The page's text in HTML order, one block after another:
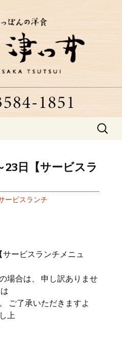
洋食店「津つ
らせ
検
23日【サービスラ
ービスランチ
サービスランチメニュ
場合は、 申し訳ありませ
ご了承いただきますよ
上